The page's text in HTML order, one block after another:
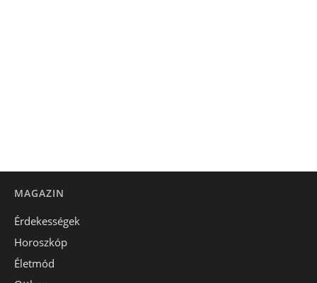
MAGAZIN
Érdekességek
Horoszkóp
Életmód